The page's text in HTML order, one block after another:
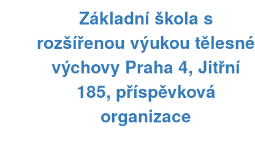
Základní škola s
rozšířenou výukou tělesné
výchovy Praha 4, Jitřní
185, příspěvková
organizace